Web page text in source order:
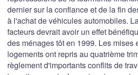
dernier sur la confiance et de la fin
à l'achat de véhicules automobiles.
facteurs devrait avoir un effet
des ménages tôt en 1999. Les mises
logements ont repris au quatrième
règlement d'importants conflits de